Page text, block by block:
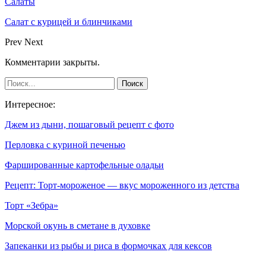
Салат с курицей и блинчиками
Prev Next
Комментарии закрыты.
Интересное:
Джем из дыни, пошаговый рецепт с фото
Перловка с куриной печенью
Фаршированные картофельные оладьи
Рецепт: Торт-мороженое — вкус мороженного из детства
Торт «Зебра»
Морской окунь в сметане в духовке
Запеканки из рыбы и риса в формочках для кексов